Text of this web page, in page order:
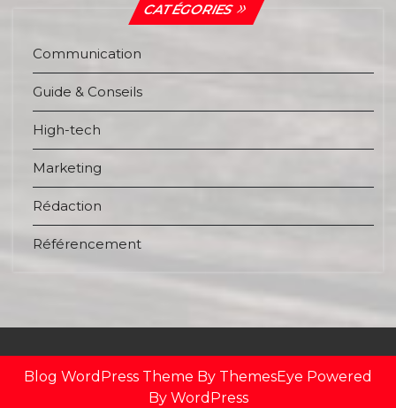
CATÉGORIES
Communication
Guide & Conseils
High-tech
Marketing
Rédaction
Référencement
Blog WordPress Theme By ThemesEye Powered
By WordPress